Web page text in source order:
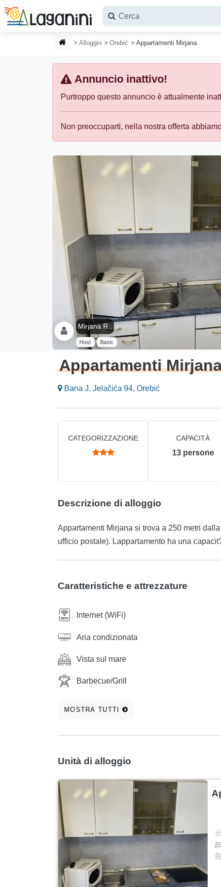
Vai al contenuto principale
HOMEPAGE
Alloggio Orebić Appartamenti Mirjana
Annuncio inattivo!
Purtroppo questo annuncio è attualmente
Non preoccuparti, nella nostra offerta
Mirjana R .
Host Basic
Appartamenti
Bana J. Jelačića 94, Orebić
CATEGORIZZAZIONE CAPACITÀ
13 persone
Descrizione di alloggio
Appartamenti Mirjana si trova a 250 metri
ufficio postale). Lappartamento ha una
Caratteristiche e attrezzature
Internet (WiFi)
Aria condizionata
Vista sul mare
Barbecue/Grill
MOSTRA TUTTI
Unità di alloggio